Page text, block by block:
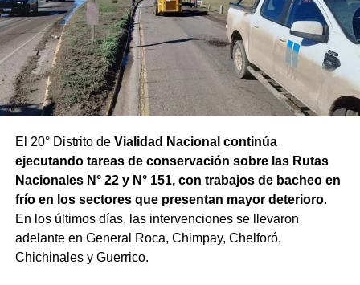
El 20° Distrito de Vialidad Nacional continúa
ejecutando tareas de conservación sobre las Rutas
Nacionales N° 22 y N° 151, con trabajos de bacheo en
frío en los sectores que presentan mayor deterioro.
En los últimos días, las intervenciones se llevaron
adelante en General Roca, Chimpay, Chelforó,
Chichinales y Guerrico.